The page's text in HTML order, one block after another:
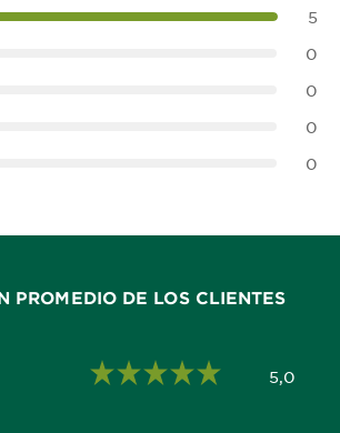
5
0
0
0
0
PROMEDIO DE LOS CLIENTES
5,0